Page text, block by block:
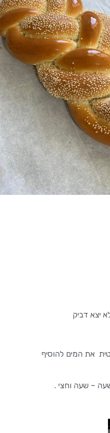
את המים להוסיף
– שעה וחצי .